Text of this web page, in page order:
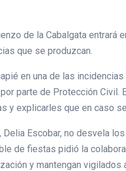
de la Cabalgata
que se produzcan.
en una de las
parte de Protección Civil.
y explicarles que en caso
Delia Escobar, no desvela
de fiestas pidió la
y mantengan